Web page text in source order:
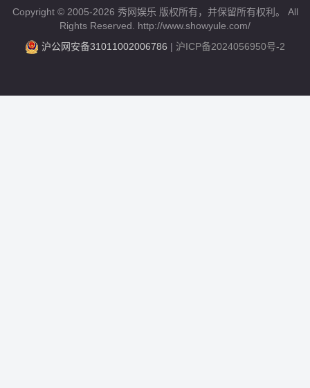
Copyright © 2005-2026 秀网娱乐 版权所有，并保留所有权利。 All
Rights Reserved. http://www.showyule.com/
沪公网安备31011002006786 | 沪ICP备2024056950号-2